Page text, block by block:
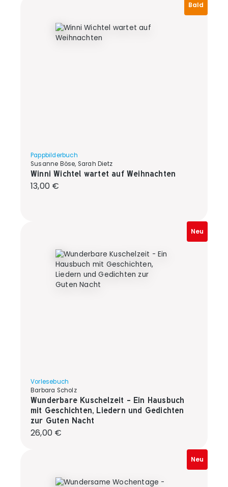
Bald
Pappbilderbuch
Susanne Böse, Sarah Dietz
Winni Wichtel wartet auf Weihnachten
Regulärer Preis:
13,00 €
Neu
Vorlesebuch
Barbara Scholz
Wunderbare Kuschelzeit - Ein Hausbuch
mit Geschichten, Liedern und Gedichten
zur Guten Nacht
Regulärer Preis:
26,00 €
Neu